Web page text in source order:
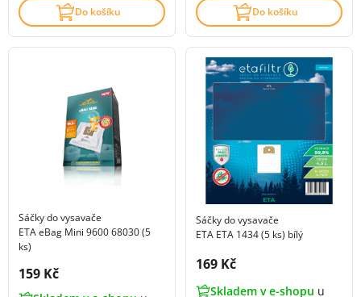
Do košíku Do košíku
Sáčky do vysavače
ETA eBag Mini 9600 68030 (5
ks)
Cena s DPH:
159 Kč
Sáčky do vysavače
ETA ETA 1434 (5 ks) bílý
Cena s DPH:
169 Kč
Skladem v e-shopu u